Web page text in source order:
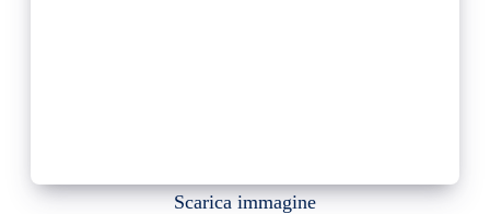
Scarica immagine